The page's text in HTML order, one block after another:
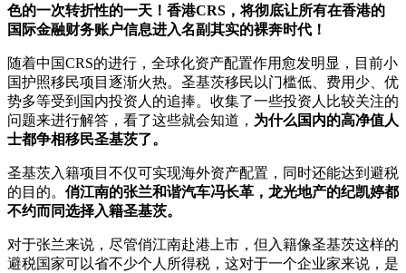
色的一次转折性的一天！香港CRS，将彻底让所有在香港的
国际金融财务账户信息进入名副其实的裸奔时代！
随着中国CRS的进行，全球化资产配置作用愈发明显，目前小
国护照移民项目逐渐火热。圣基茨移民以门槛低、费用少、优
势多等受到国内投资人的追捧。收集了一些投资人比较关注的
问题来进行解答，看了这些就会知道， 为什么国内的高净值人
士都争相移民圣基茨了。
圣基茨入籍项目不仅可实现海外资产配置，同时还能达到避税
的目的。 俏江南的张兰和谐汽车冯长革，龙光地产的纪凯婷都
不约而同选择入籍圣基茨。
对于张兰来说，尽管俏江南赴港上市，但入籍像圣基茨这样的
避税国家可以省不少个人所得税，这对于一个企业家来说，是